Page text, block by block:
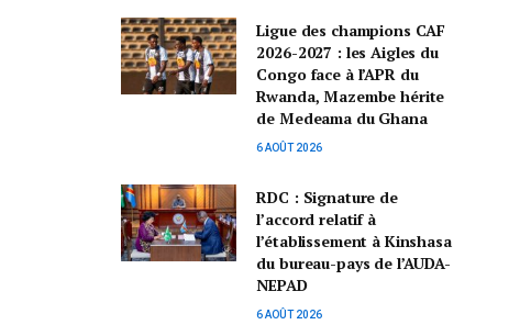
Ligue des champions CAF
2026-2027 : les Aigles du
Congo face à l’APR du
Rwanda, Mazembe hérite
de Medeama du Ghana
6 AOÛT 2026
RDC : Signature de
l’accord relatif à
l’établissement à Kinshasa
du bureau-pays de l’AUDA-
NEPAD
6 AOÛT 2026